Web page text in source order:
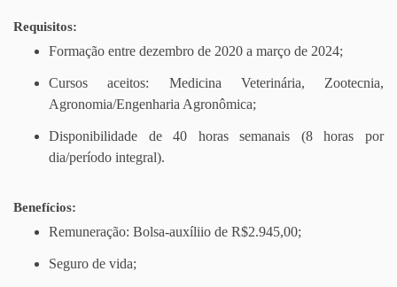
Requisitos:
Formação entre dezembro de 2020 a março de 2024;
Cursos aceitos: Medicina Veterinária, Zootecnia,
Agronomia/Engenharia Agronômica;
Disponibilidade de 40 horas semanais (8 horas por
dia/período integral).
Benefícios:
Remuneração: Bolsa-auxíliio de R$2.945,00;
Seguro de vida;